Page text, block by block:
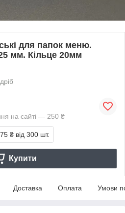
для папок меню.
мм. Кільце 20мм
на сайті — 250 ₴
₴ від 300 шт.
Купити
Доставка Оплата Умови